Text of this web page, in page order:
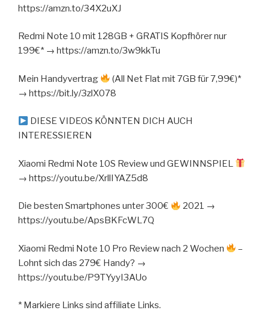
https://amzn.to/34X2uXJ
Redmi Note 10 mit 128GB + GRATIS Kopfhörer nur
199€* → https://amzn.to/3w9kkTu
Mein Handyvertrag
(All Net Flat mit 7GB für 7,99€)*
→ https://bit.ly/3zlX078
DIESE VIDEOS KÖNNTEN DICH AUCH
INTERESSIEREN
Xiaomi Redmi Note 10S Review und GEWINNSPIEL
→ https://youtu.be/XrllIYAZ5d8
Die besten Smartphones unter 300€
2021 →
https://youtu.be/ApsBKFcWL7Q
Xiaomi Redmi Note 10 Pro Review nach 2 Wochen
–
Lohnt sich das 279€ Handy? →
https://youtu.be/P9TYyyI3AUo
* Markiere Links sind affiliate Links.